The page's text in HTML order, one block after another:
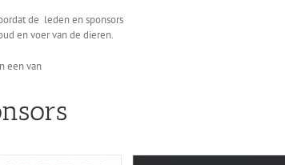
de leden en sponsors
en voer van de dieren.
een van